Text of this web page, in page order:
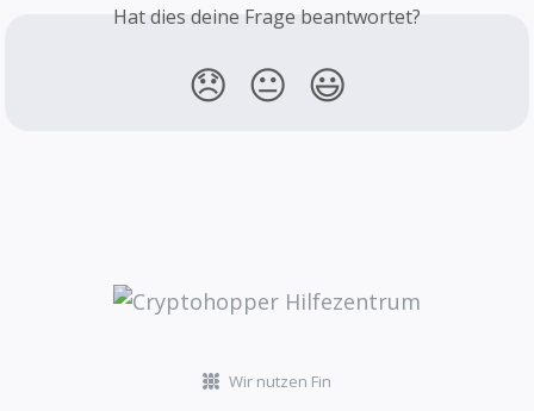
Hat dies deine Frage beantwortet?
😞 😐 😃
Wir nutzen Fin